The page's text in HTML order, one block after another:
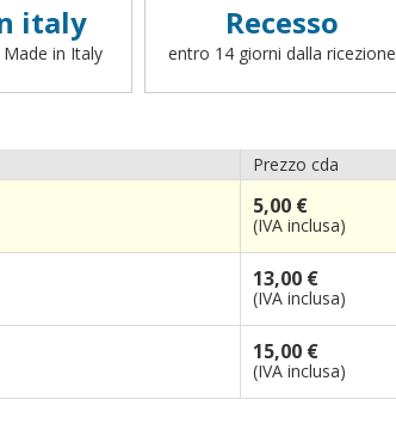
italy
in Italy
Recesso
entro 14 giorni dalla ricezione
Prezzo cda
5,00 €
(IVA inclusa)
13,00 €
(IVA inclusa)
15,00 €
(IVA inclusa)